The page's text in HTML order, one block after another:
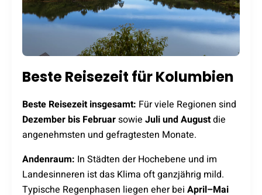
Beste Reisezeit für Kolumbien
Beste Reisezeit insgesamt: Für viele Regionen sind
Dezember bis Februarsowie Juli und Augustdie
angenehmsten und gefragtesten Monate.
Andenraum: In Städten der Hochebene und im
Landesinneren ist das Klima oft ganzjährig mild.
Typische Regenphasen liegen eher bei April–Mai